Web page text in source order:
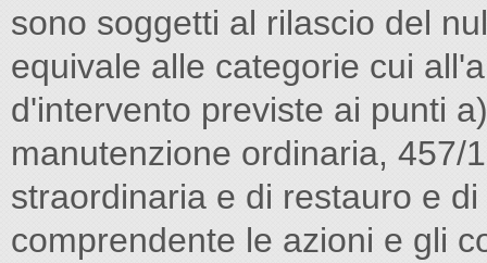
sono soggetti al rilascio del
equivale alle categorie cui
d'intervento previste ai punti
manutenzione ordinaria, 457/
straordinaria e di restauro e
comprendente le azioni e gli